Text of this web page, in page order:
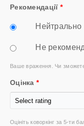
Рекомендації *
Нейтрально
Не
Ваше враження. Чи
Оцінка *
Оцініть коворкінг за 5-ти